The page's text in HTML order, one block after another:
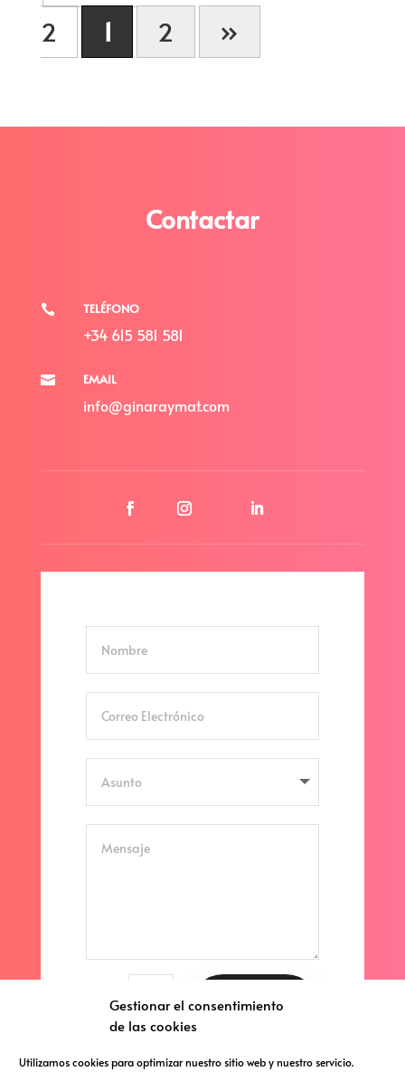
Gestionar el consentimiento
de las cookies
Utilizamos cookies para optimizar nuestro sitio web y nuestro servicio.
2
1 2 »
Contactar
 TELÉFONO
+34 615 581 581
 EMAIL
info@ginaraymat.com
12 + 8=
ENVIAR